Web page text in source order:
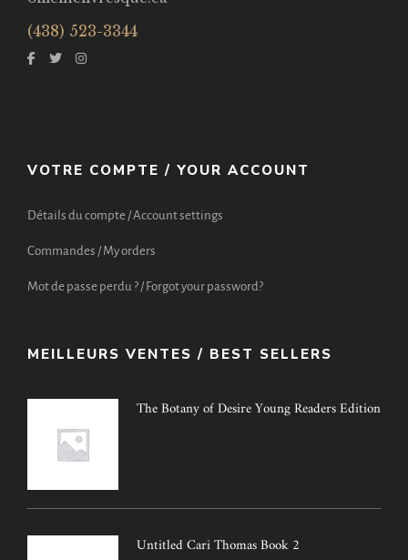
(438) 523-3344
VOTRE COMPTE / YOUR ACCOUNT
Détails du compte / Account settings
Commandes / My orders
Mot de passe perdu ? / Forgot your password?
MEILLEURS VENTES / BEST SELLERS
The Botany of Desire Young Readers Edition
Untitled Cari Thomas Book 2